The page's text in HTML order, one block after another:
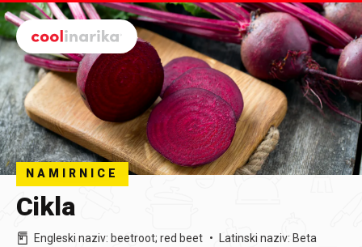
Preskoči na glavni sadržaj
NAMIRNICE
Cikla
Engleski naziv: beetroot; red beet Latinski naziv: Beta